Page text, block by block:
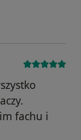
fachu i